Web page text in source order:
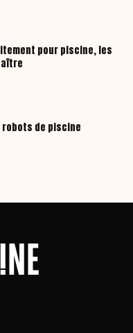
pour piscine, les
robots de piscine